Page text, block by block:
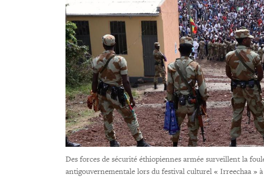
Des forces de sécurité éthiopiennes armée surveillent la
antigouvernementale lors du festival culturel « Irreechaa »